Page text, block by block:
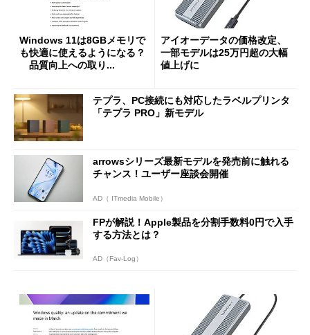
Windows 11は8GBメモリで
も快適に使えるようになる？
品質向上への取り...
アイオーデータの価格改定、
一部モデルは25万円超の大幅
値上げに
テプラ、PC接続にも対応したラベルプリンタ
「テプラ PRO」新モデル
arrowsシリーズ最新モデルを発売前に触れる
チャンス！ユーザー座談会開催
AD（ ITmedia Mobile）
FPが解説！Apple製品を分割手数料0円で入手
する方法とは？
AD（Fav-Log）